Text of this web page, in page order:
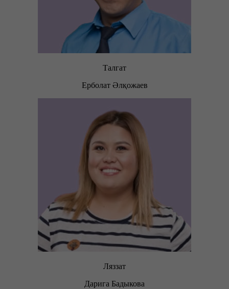
Талгат
Ерболат Әлқожаев
Ляззат
Дарига Бадыкова